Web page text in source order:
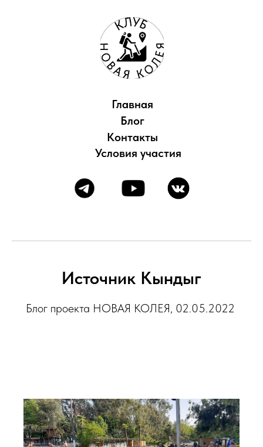
Блог
Контакты
Условия участия
Главная
Источник Кындыг
Блог проекта НОВАЯ КОЛЕЯ, 02.05.2022